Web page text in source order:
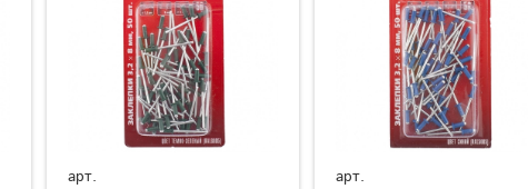
арт.
арт.